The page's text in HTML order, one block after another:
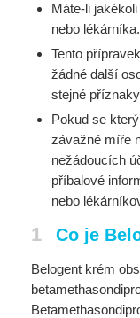
Máte-li
nebo lékárníka.
Tento
žádné další
stejné
Pokud se
závažné míře
nežádoucích
příbalové
nebo
1 Co je
Belogent krém